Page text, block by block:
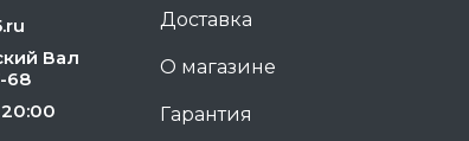
Доставка
О магазине
Гарантия
Вал
68